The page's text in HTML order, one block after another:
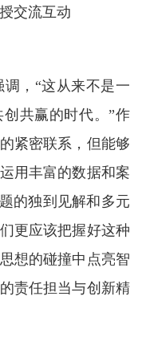
交流互动
，“这从来不是一
共赢的时代。”作
紧密联系，但能够
用丰富的数据和案
的独到见解和多元
更应该把握好这种
想的碰撞中点亮智
责任担当与创新精